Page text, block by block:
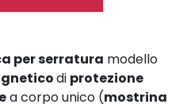
per serratura modello
di protezione
a corpo unico (mostrina